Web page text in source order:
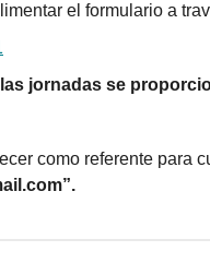
el formulario a
jornadas se
como referente para